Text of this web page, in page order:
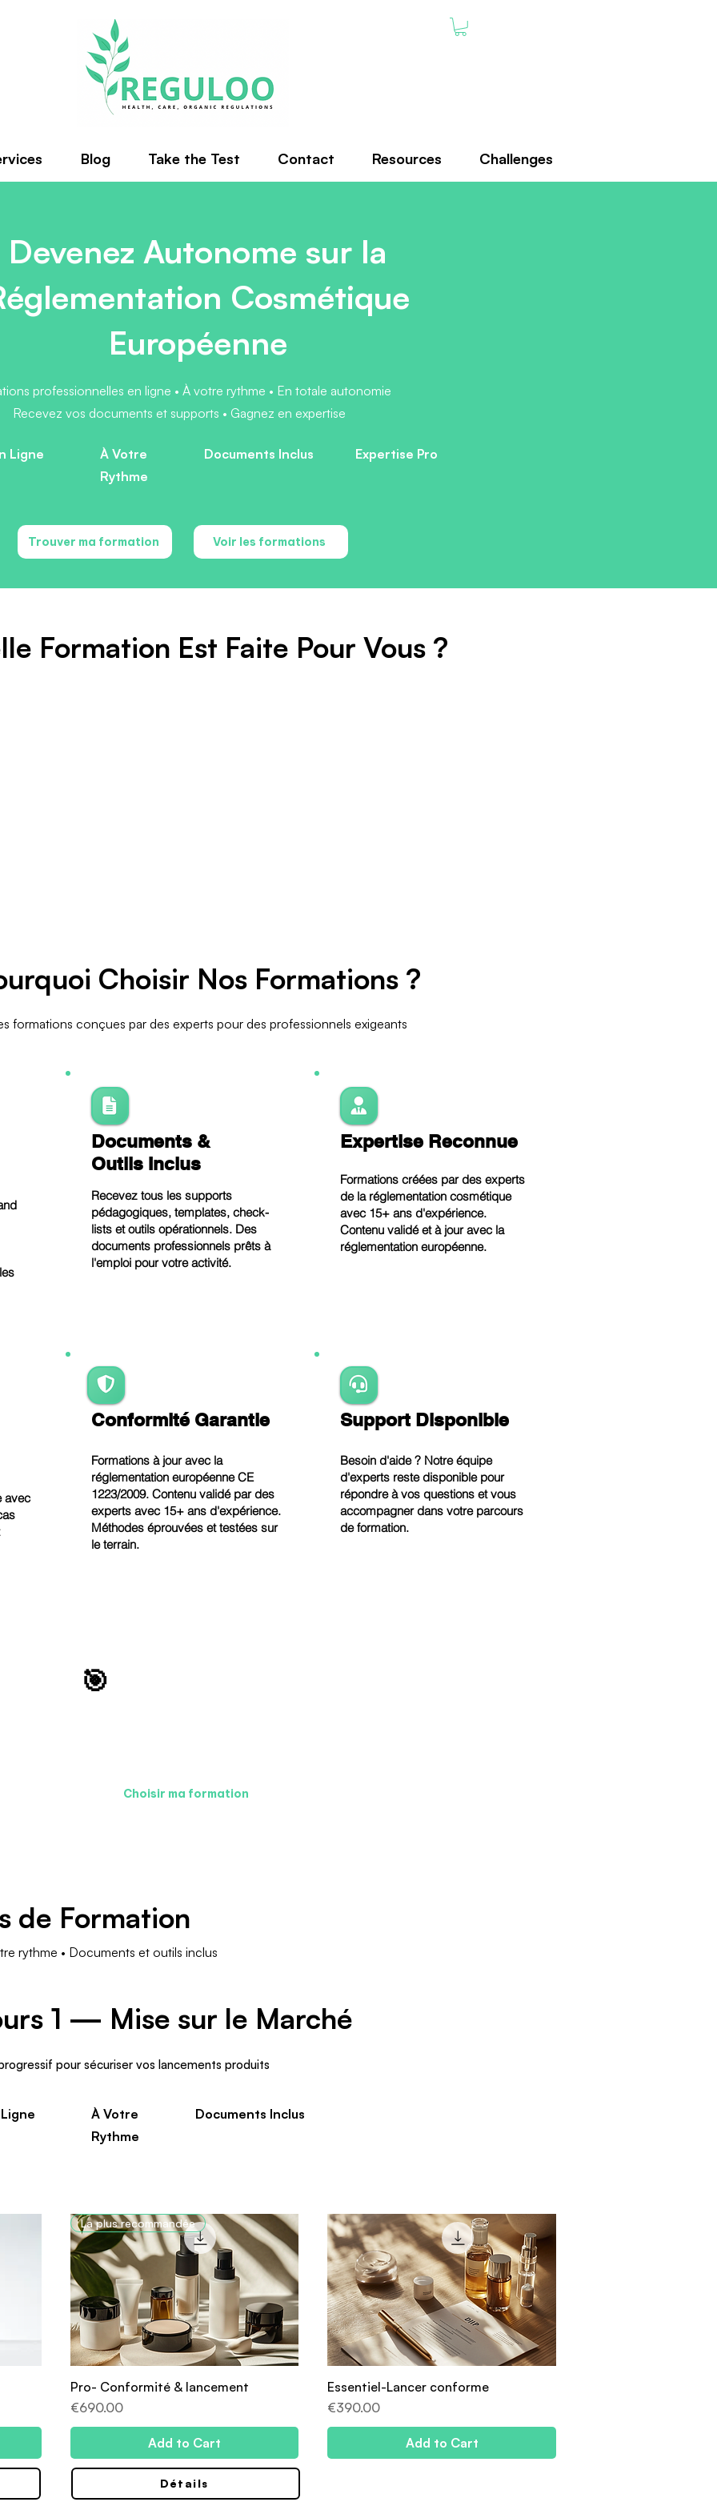
Blog Take the Test Contact Resources Challenges
Devenez Autonome sur la
Cosmétique
Européenne
professionnelles en ligne • À votre rythme • En totale autonomie
Recevez vos documents et supports • Gagnez en expertise
Ligne
À Votre
Rythme
Documents Inclus Expertise Pro
Trouver ma formation Voir les formations
Formation Est Faite Pour Vous ?
Choisir Nos Formations ?
formations conçues par des experts pour des professionnels exigeants
Documents &
Outils Inclus
Recevez tous les supports
pédagogiques, templates, check-
lists et outils opérationnels. Des
documents professionnels prêts à
l'emploi pour votre activité.
Expertise Reconnue
Formations créées par des experts
de la réglementation cosmétique
avec 15+ ans d'expérience.
Contenu validé et à jour avec la
réglementation européenne.
avec
Conformité Garantie
Formations à jour avec la
réglementation européenne CE
1223/2009. Contenu validé par des
experts avec 15+ ans d'expérience.
Méthodes éprouvées et testées sur
le terrain.
Support Disponible
Besoin d'aide ? Notre équipe
d'experts reste disponible pour
répondre à vos questions et vous
accompagner dans votre parcours
de formation.
🎯
Choisir ma formation
de Formation
rythme • Documents et outils inclus
1 — Mise sur le Marché
pour sécuriser vos lancements produits
À Votre
Rythme
Documents Inclus
La plus recommandée
Pro- Conformité & lancement
Price
€690.00
Add to Cart
Essentiel-Lancer conforme
Price
€390.00
Add to Cart
Détails